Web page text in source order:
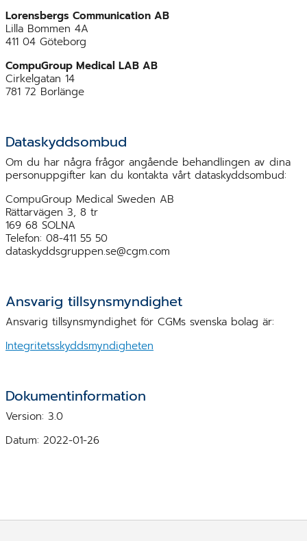
Lorensbergs Communication AB
Lilla Bommen 4A
411 04 Göteborg
CompuGroup Medical LAB AB
Cirkelgatan 14
781 72 Borlänge
Dataskyddsombud
Om du har några frågor angående behandlingen av dina
personuppgifter kan du kontakta vårt dataskyddsombud:
CompuGroup Medical Sweden AB
Rättarvägen 3, 8 tr
169 68 SOLNA
Telefon: 08-411 55 50
dataskyddsgruppen.se@cgm.com
Ansvarig tillsynsmyndighet
Ansvarig tillsynsmyndighet för CGMs svenska bolag är:
Integritetsskyddsmyndigheten
Dokumentinformation
Version: 3.0
Datum: 2022-01-26